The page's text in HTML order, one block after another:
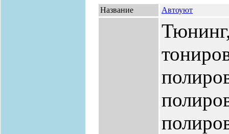
Название Автоуют